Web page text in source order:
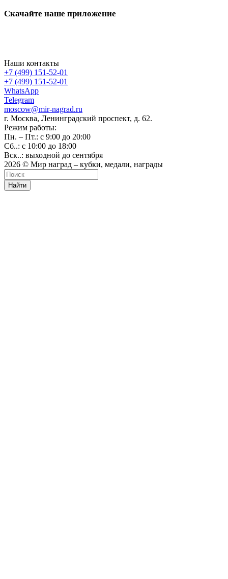
Скачайте наше приложение
Наши контакты
+7 (499) 151-52-01
+7 (499) 151-52-01
WhatsApp
Telegram
moscow@mir-nagrad.ru
г. Москва, Ленинградский проспект, д. 62.
Режим работы:
Пн. – Пт.: с 9:00 до 20:00
Сб..: с 10:00 до 18:00
Вск..: выходной до сентября
2026 © Мир наград – кубки, медали, награды
Найти